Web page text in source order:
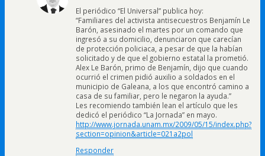
El periódico “El Universal” publica hoy:
“Familiares del activista antisecuestros Benjamín Le
Barón, asesinado el martes por un comando que
ingresó a su domicilio, denunciaron que carecían
de protección policiaca, a pesar de que la habían
solicitado y de que el gobierno estatal la prometió.
Alex Le Barón, primo de Benjamín, dijo que cuando
ocurrió el crimen pidió auxilio a soldados en el
municipio de Galeana, a los que encontró camino a
casa de su familiar, pero le negaron la ayuda.”
Les recomiendo también lean el artículo que les
dedicó el periódico “La Jornada” en mayo.
http://www.jornada.unam.mx/2009/05/15/index.php?
section=opinion&article=021a2pol
Responder